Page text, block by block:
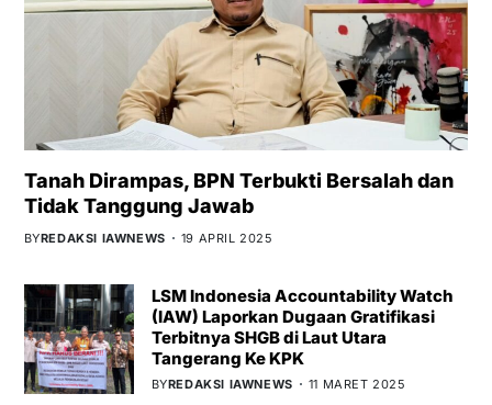
Tanah Dirampas, BPN Terbukti Bersalah dan
Tidak Tanggung Jawab
BYREDAKSI IAWNEWS 19 APRIL 2025
LSM Indonesia Accountability Watch
(IAW) Laporkan Dugaan Gratifikasi
Terbitnya SHGB di Laut Utara
Tangerang Ke KPK
BYREDAKSI IAWNEWS 11 MARET 2025